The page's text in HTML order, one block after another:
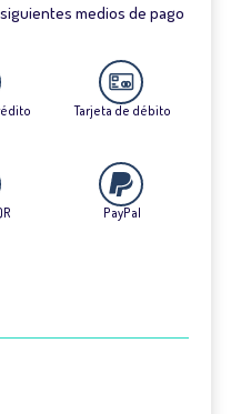
medios de pago
Tarjeta de débito
PayPal